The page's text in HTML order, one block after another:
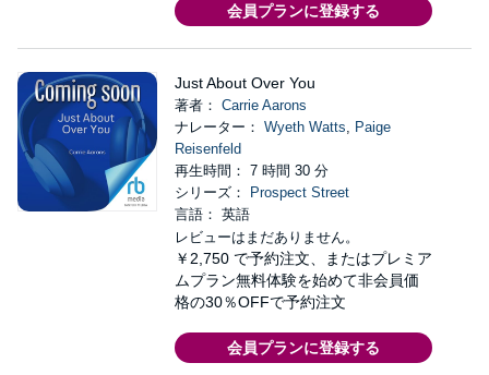
会員プランに登録する
Just About Over You
著者： Carrie Aarons
ナレーター： Wyeth Watts, Paige
Reisenfeld
再生時間： 7 時間 30 分
シリーズ：
Prospect Street
言語： 英語
レビューはまだありません。
￥2,750 で予約注文、またはプレミア
ムプラン無料体験を始めて非会員価
格の30％OFFで予約注文
会員プランに登録する